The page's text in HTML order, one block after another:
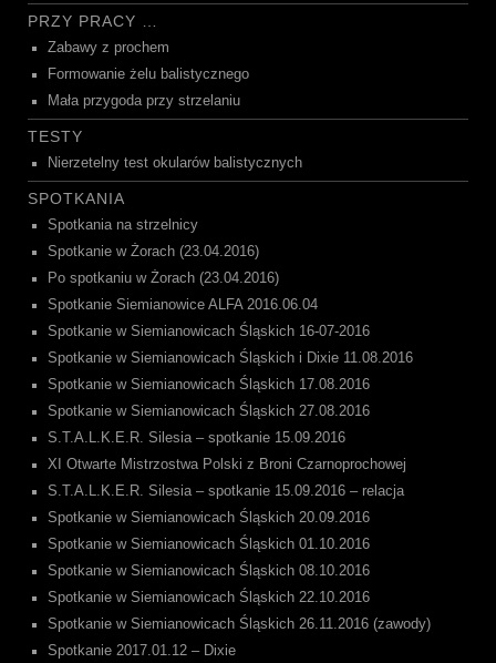
PRZY PRACY …
Zabawy z prochem
Formowanie żelu balistycznego
Mała przygoda przy strzelaniu
TESTY
Nierzetelny test okularów balistycznych
SPOTKANIA
Spotkania na strzelnicy
Spotkanie w Żorach (23.04.2016)
Po spotkaniu w Żorach (23.04.2016)
Spotkanie Siemianowice ALFA 2016.06.04
Spotkanie w Siemianowicach Śląskich 16-07-2016
Spotkanie w Siemianowicach Śląskich i Dixie 11.08.2016
Spotkanie w Siemianowicach Śląskich 17.08.2016
Spotkanie w Siemianowicach Śląskich 27.08.2016
S.T.A.L.K.E.R. Silesia – spotkanie 15.09.2016
XI Otwarte Mistrzostwa Polski z Broni Czarnoprochowej
S.T.A.L.K.E.R. Silesia – spotkanie 15.09.2016 – relacja
Spotkanie w Siemianowicach Śląskich 20.09.2016
Spotkanie w Siemianowicach Śląskich 01.10.2016
Spotkanie w Siemianowicach Śląskich 08.10.2016
Spotkanie w Siemianowicach Śląskich 22.10.2016
Spotkanie w Siemianowicach Śląskich 26.11.2016 (zawody)
Spotkanie 2017.01.12 – Dixie